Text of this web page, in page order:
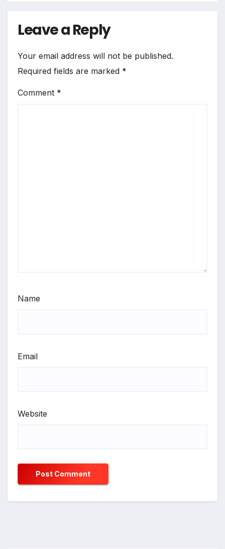
Leave a Reply
Your email address will not be published.
Required fields are marked *
Comment *
Name
Email
Website